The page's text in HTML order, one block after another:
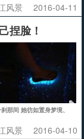
风景 2016-04-11
捏脸！
那间 她彷如置身梦境、
风景 2016-04-10